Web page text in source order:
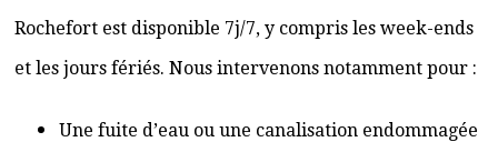
Rochefort est disponible 7j/7, y compris les week-ends
et les jours fériés. Nous intervenons notamment pour :
Une fuite d’eau ou une canalisation endommagée